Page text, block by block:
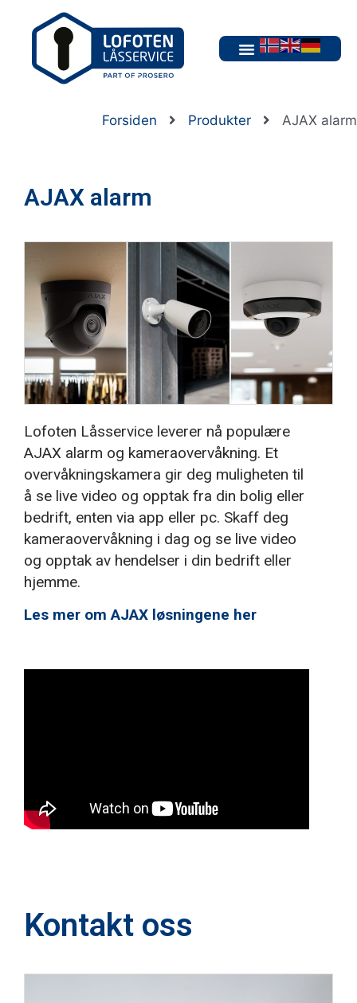
Forsiden Produkter AJAX alarm
AJAX alarm
Lofoten Låsservice leverer nå populære
AJAX alarm og kameraovervåkning. Et
overvåkningskamera gir deg muligheten til
å se live video og opptak fra din bolig eller
bedrift, enten via app eller pc. Skaff deg
kameraovervåkning i dag og se live video
og opptak av hendelser i din bedrift eller
hjemme.
Les mer om AJAX løsningene her
Kontakt oss